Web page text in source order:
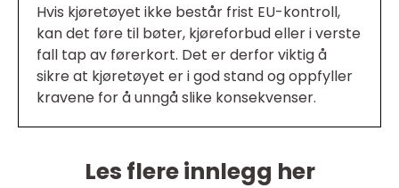
Hvis kjøretøyet ikke består frist EU-kontroll,
kan det føre til bøter, kjøreforbud eller i verste
fall tap av førerkort. Det er derfor viktig å
sikre at kjøretøyet er i god stand og oppfyller
kravene for å unngå slike konsekvenser.
Les flere innlegg her